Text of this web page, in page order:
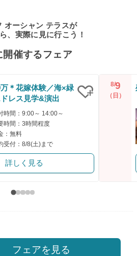
オーシャン テラスが
、実際に見に行こう！
開催するフェア
＊花嫁体験／海×緑
レス見学&演出
時間：9:00～ 14:00～
時間：3時間程度
：無料
受付：8/8(土)まで
詳しく見る
8/9
（日）
フェアを見る